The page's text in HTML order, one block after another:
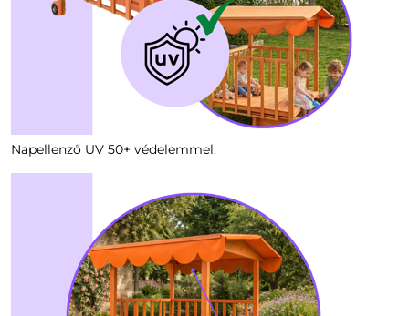
Napellenző UV 50+ védelemmel.